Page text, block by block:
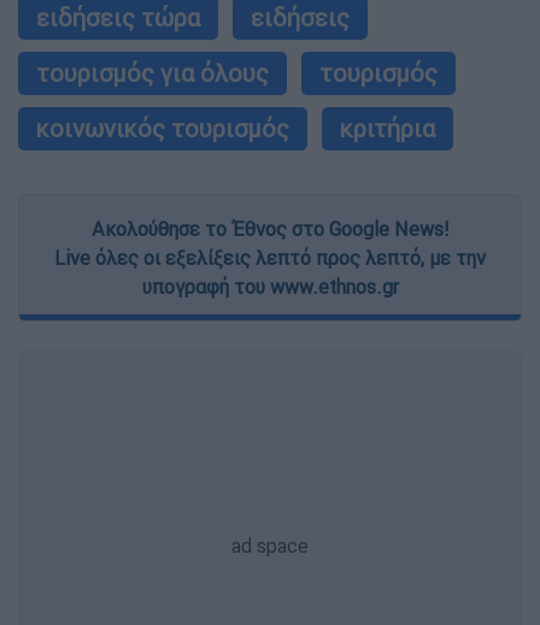
ειδήσεις τώρα
ειδήσεις
τουρισμός για όλους
τουρισμός
κοινωνικός τουρισμός
κριτήρια
Ακολούθησε το Έθνος στο Google News!
Live όλες οι εξελίξεις λεπτό προς λεπτό, με την
υπογραφή του www.ethnos.gr